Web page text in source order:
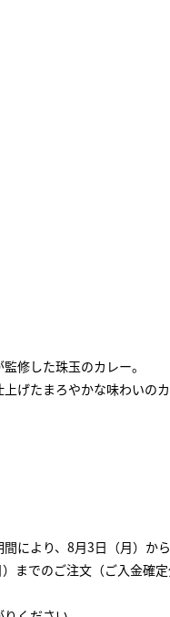
修した珠玉のカレー。
げたまろやかな味わいのカ
により、8月3日（月）か
までのご注文（ご入金確